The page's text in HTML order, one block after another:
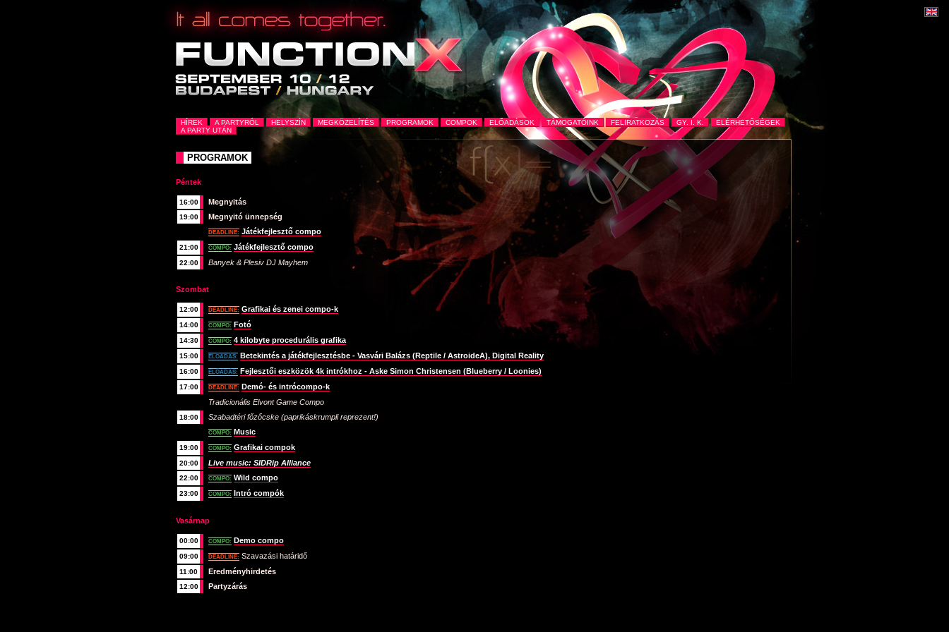
HÍREK A PARTYRÓL HELYSZÍN MEGKÖZELÍTÉS PROGRAMOK COMPOK ELŐADÁSOK TÁMOGATÓINK FELIRATKOZÁS GY. I. K.
ELÉRHETŐSÉGEK
A PARTY UTÁN
PROGRAMOK
Péntek
16:00 Megnyitás
19:00 Megnyitó ünnepség
DEADLINE: Játékfejlesztő compo
21:00 COMPO: Játékfejlesztő compo
22:00 Banyek & Plesiv DJ Mayhem
Szombat
12:00 DEADLINE: Grafikai és zenei compo-k
14:00 COMPO: Fotó
14:30 COMPO: 4 kilobyte procedurális grafika
15:00 ELŐADÁS: Betekintés a játékfejlesztésbe - Vasvári Balázs (Reptile / AstroideA), Digital Reality
16:00 ELŐADÁS: Fejlesztői eszközök 4k intrókhoz - Aske Simon Christensen (Blueberry / Loonies)
17:00 DEADLINE: Demó- és intrócompo-k
Tradicionális Elvont Game Compo
18:00 Szabadtéri főzőcske (paprikáskrumpli reprezent!)
COMPO: Music
19:00 COMPO: Grafikai compok
20:00 Live music: SIDRip Alliance
22:00 COMPO: Wild compo
23:00 COMPO: Intró compók
Vasárnap
00:00 COMPO: Demo compo
09:00 DEADLINE: Szavazási határidő
11:00 Eredményhirdetés
12:00 Partyzárás